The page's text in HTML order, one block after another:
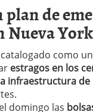
pymes: la
de
Nueva York
catalogado como
estragos en los
infraestructura de
domingo las